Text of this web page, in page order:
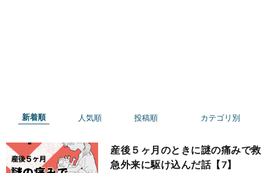
カテゴリ別
産後５ヶ月のときに謎の痛みで救
急外来に駆け込んだ話【7】